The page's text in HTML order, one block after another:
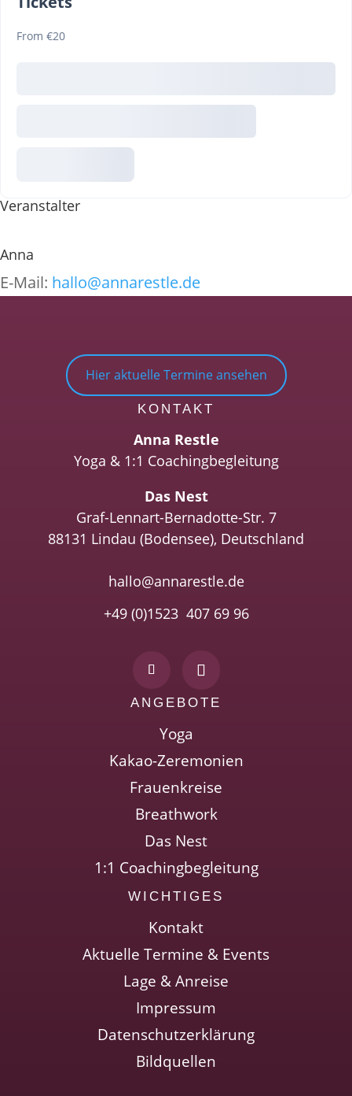
From €20
Veranstalter
Anna
E-Mail: hallo@annarestle.de
Hier aktuelle Termine ansehen
KONTAKT
Anna Restle
Yoga & 1:1 Coachingbegleitung
Das Nest
Graf-Lennart-Bernadotte-Str. 7
88131 Lindau (Bodensee), Deutschland
hallo@annarestle.de
+49 (0)1523 407 69 96
ANGEBOTE
Yoga
Kakao-Zeremonien
Frauenkreise
Breathwork
Das Nest
1:1 Coachingbegleitung
WICHTIGES
Kontakt
Aktuelle Termine & Events
Lage & Anreise
Impressum
Datenschutzerklärung
Bildquellen